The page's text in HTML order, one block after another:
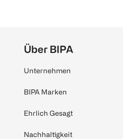
Über BIPA
Unternehmen
BIPA Marken
Ehrlich Gesagt
Nachhaltigkeit